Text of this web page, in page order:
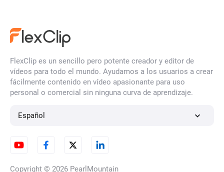
FlexClip es un sencillo pero potente creador y editor de
vídeos para todo el mundo. Ayudamos a los usuarios a crear
fácilmente contenido en vídeo apasionante para uso
personal o comercial sin ninguna curva de aprendizaje.
Español
Copyright © 2026 PearlMountain